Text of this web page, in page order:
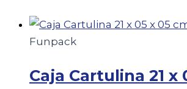
Funpack
Caja Cartulina 21 x